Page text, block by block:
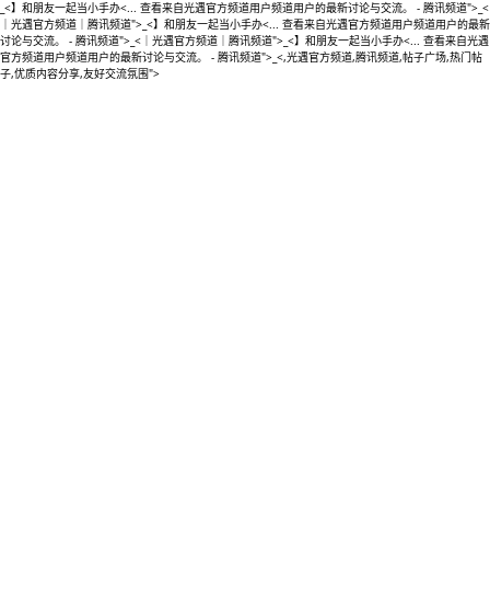
_<】和朋友一起当小手办<... 查看来自光遇官方频道用户频道用户的最新讨论与交流。 - 腾讯频道">_<
｜光遇官方频道｜腾讯频道">_<】和朋友一起当小手办<... 查看来自光遇官方频道用户频道用户的最新
讨论与交流。 - 腾讯频道">_<｜光遇官方频道｜腾讯频道">_<】和朋友一起当小手办<... 查看来自光遇
官方频道用户频道用户的最新讨论与交流。 - 腾讯频道">_<,光遇官方频道,腾讯频道,帖子广场,热门帖
子,优质内容分享,友好交流氛围">